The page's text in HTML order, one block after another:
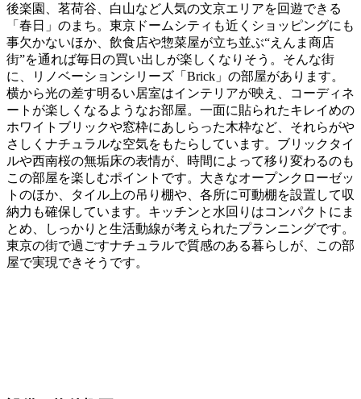
後楽園、茗荷谷、白山など人気の文京エリアを回遊できる
「春日」のまち。東京ドームシティも近くショッピングにも
事欠かないほか、飲食店や惣菜屋が立ち並ぶ“えんま商店
街”を通れば毎日の買い出しが楽しくなりそう。そんな街
に、リノベーションシリーズ「Brick」の部屋があります。
横から光の差す明るい居室はインテリアが映え、コーディネ
ートが楽しくなるようなお部屋。一面に貼られたキレイめの
ホワイトブリックや窓枠にあしらった木枠など、それらがや
さしくナチュラルな空気をもたらしています。ブリックタイ
ルや西南桜の無垢床の表情が、時間によって移り変わるのも
この部屋を楽しむポイントです。大きなオープンクローゼッ
トのほか、タイル上の吊り棚や、各所に可動棚を設置して収
納力も確保しています。キッチンと水回りはコンパクトにま
とめ、しっかりと生活動線が考えられたプランニングです。
東京の街で過ごすナチュラルで質感のある暮らしが、この部
屋で実現できそうです。